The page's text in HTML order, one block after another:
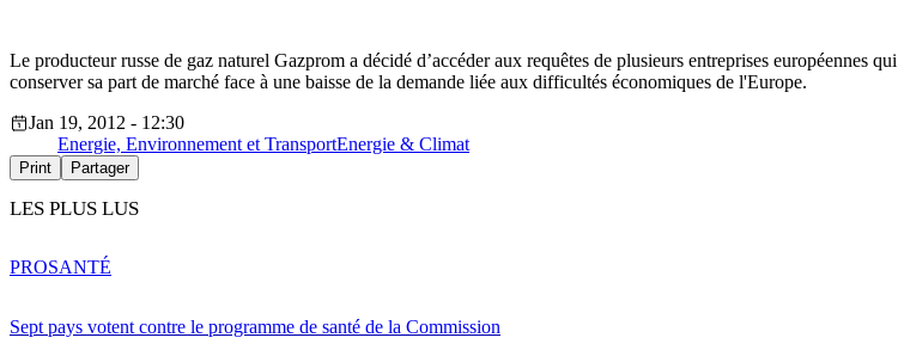
Le producteur russe de gaz naturel Gazprom a décidé d’accéder aux requêtes de plusieurs entreprises européennes
conserver sa part de marché face à une baisse de la demande liée aux difficultés économiques de l'Europe.
Jan 19, 2012 - 12:30
Energie, Environnement et TransportEnergie & Climat
Print Partager
LES PLUS LUS
Sept pays votent contre le programme de santé de la Commission
PROSANTÉ